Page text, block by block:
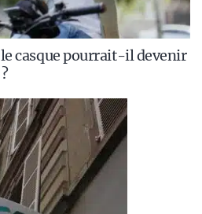
casque pourrait-il devenir